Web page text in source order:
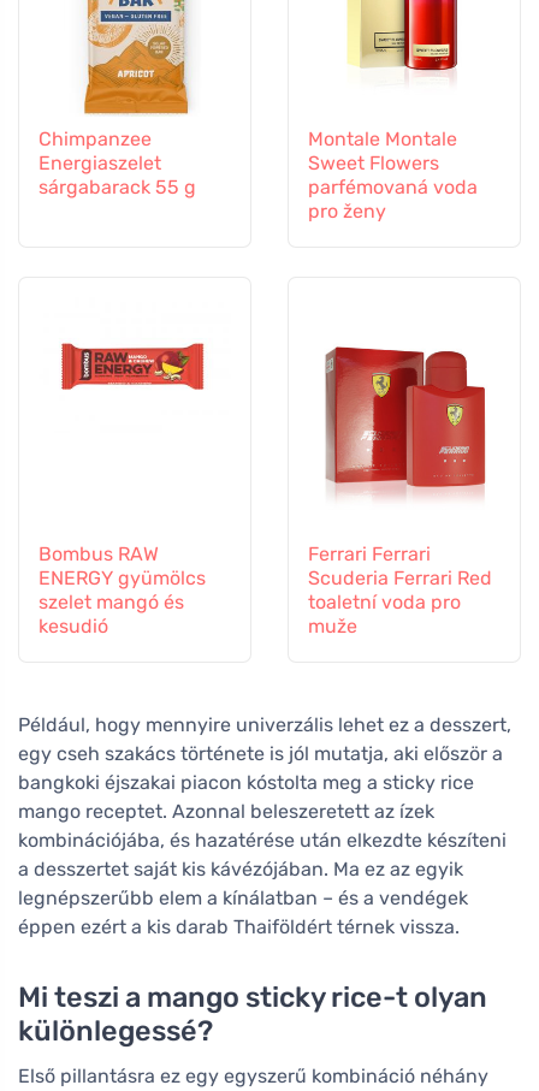
Chimpanzee
Energiaszelet
sárgabarack 55 g
Montale Montale
Sweet Flowers
parfémovaná voda
pro ženy
Bombus RAW
ENERGY gyümölcs
szelet mangó és
kesudió
Ferrari Ferrari
Scuderia Ferrari Red
toaletní voda pro
muže
Például, hogy mennyire univerzális lehet ez a desszert,
egy cseh szakács története is jól mutatja, aki először a
bangkoki éjszakai piacon kóstolta meg a sticky rice
mango receptet. Azonnal beleszeretett az ízek
kombinációjába, és hazatérése után elkezdte készíteni
a desszertet saját kis kávézójában. Ma ez az egyik
legnépszerűbb elem a kínálatban – és a vendégek
éppen ezért a kis darab Thaiföldért térnek vissza.
Mi teszi a mango sticky rice-t olyan
különlegessé?
Első pillantásra ez egy egyszerű kombináció néhány